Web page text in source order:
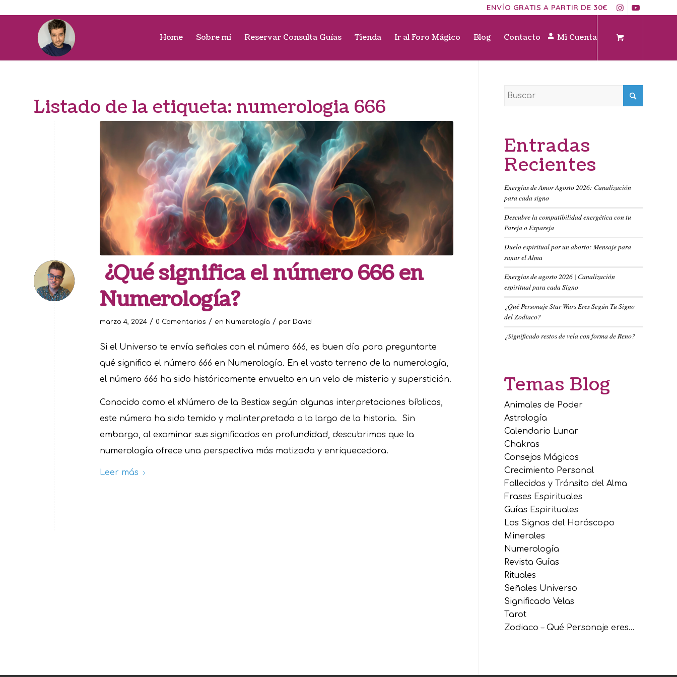
ENVÍO GRATIS A PARTIR DE 30€
Home Sobre mí Reservar Consulta Guías Tienda Ir al Foro Mágico Blog Contacto Mi Cuenta
Listado de la etiqueta: numerologia 666
¿Qué significa el número 666 en
Numerología?
marzo 4, 2024 / 0 Comentarios / en Numerología / por David
Si el Universo te envía señales con el número 666, es buen día para preguntarte
qué significa el número 666 en Numerología. En el vasto terreno de la numerología,
el número 666 ha sido históricamente envuelto en un velo de misterio y superstición.
Conocido como el «Número de la Bestia» según algunas interpretaciones bíblicas,
este número ha sido temido y malinterpretado a lo largo de la historia. Sin
embargo, al examinar sus significados en profundidad, descubrimos que la
numerología ofrece una perspectiva más matizada y enriquecedora.
Leer más
Entradas
Recientes
Energías de Amor Agosto 2026: Canalización
para cada signo
Descubre la compatibilidad energética con tu
Pareja o Expareja
Duelo espiritual por un aborto: Mensaje para
sanar el Alma
Energías de agosto 2026 | Canalización
espiritual para cada Signo
¿Qué Personaje Star Wars Eres Según Tu Signo
del Zodiaco?
¿Significado restos de vela con forma de Reno?
Temas Blog
Animales de Poder
Astrología
Calendario Lunar
Chakras
Consejos Mágicos
Crecimiento Personal
Fallecidos y Tránsito del Alma
Frases Espirituales
Guías Espirituales
Los Signos del Horóscopo
Minerales
Numerología
Revista Guías
Rituales
Señales Universo
Significado Velas
Tarot
Zodiaco – Qué Personaje eres…